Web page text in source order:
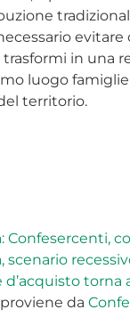
evitare
in una
luogo
territorio.
Confesercenti,
scenario
torna
proviene da